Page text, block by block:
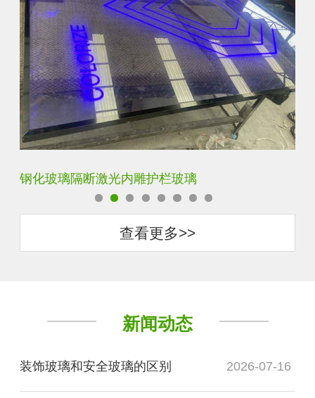
艺术内雕雪花超白钢化激光内雕发光玻璃背景墙
查看更多>>
新闻动态
装饰玻璃和安全玻璃的区别 2026-07-16